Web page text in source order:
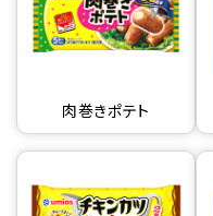
肉巻きポテト